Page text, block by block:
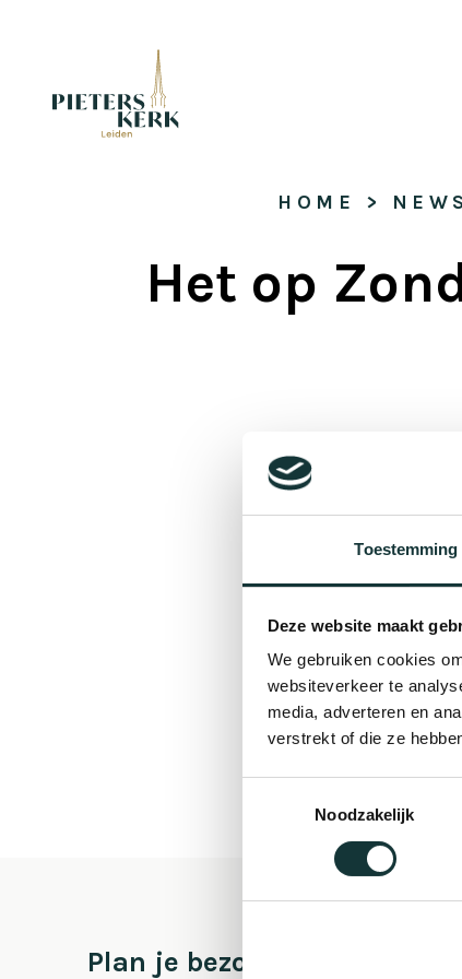
Toestemming
Deze website maakt
We gebruiken cookies
websiteverkeer te
media, adverteren en
verstrekt of die ze
Noodzakelijk
HOME > NEWS
Het op
Plan je bezoek